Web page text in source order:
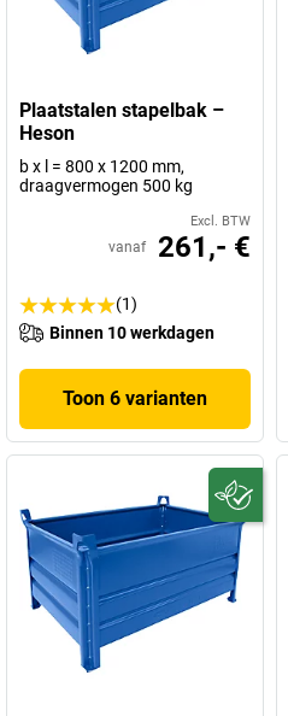
Plaatstalen stapelbak –
Heson
b x l = 800 x 1200 mm,
draagvermogen 500 kg
Excl. BTW
vanaf 261,- €
(1)
Binnen 10 werkdagen
Toon 6 varianten